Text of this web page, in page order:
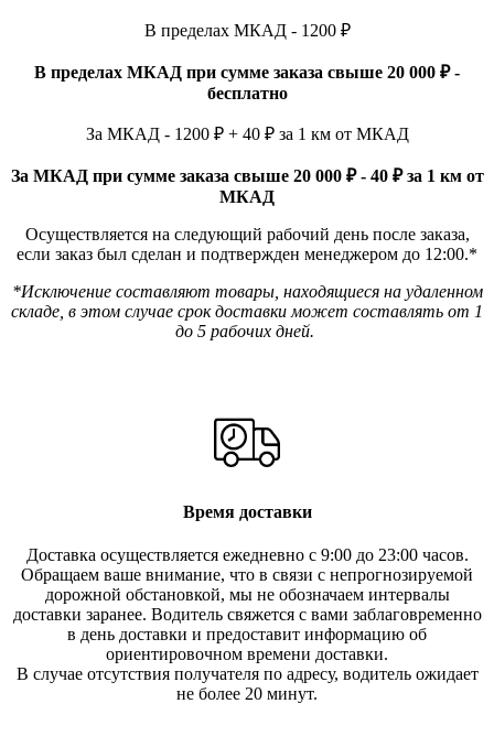
В пределах МКАД - 1200 ₽
В пределах МКАД при сумме заказа свыше 20 000 ₽ -
бесплатно
За МКАД - 1200 ₽ + 40 ₽ за 1 км от МКАД
За МКАД при сумме заказа свыше 20 000 ₽ - 40 ₽ за 1 км от
МКАД
Осуществляется на следующий рабочий день после заказа,
если заказ был сделан и подтвержден менеджером до 12:00.*
*Исключение составляют товары, находящиеся на удаленном
складе, в этом случае срок доставки может составлять от 1
до 5 рабочих дней.
Время доставки
Доставка осуществляется ежедневно с 9:00 до 23:00 часов.
Обращаем ваше внимание, что в связи с непрогнозируемой
дорожной обстановкой, мы не обозначаем интервалы
доставки заранее. Водитель свяжется с вами заблаговременно
в день доставки и предоставит информацию об
ориентировочном времени доставки.
В случае отсутствия получателя по адресу, водитель ожидает
не более 20 минут.